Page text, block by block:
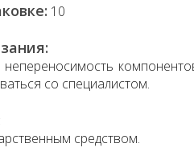
10
непереносимость
со специалистом.
средством.